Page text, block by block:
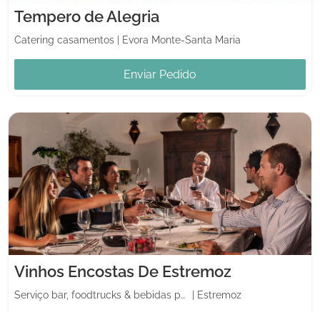
Tempero de Alegria
Catering casamentos Evora Monte-Santa Maria
Enviar Pedido
Vinhos Encostas De Estremoz
Serviço bar, foodtrucks & bebidas para casamento Estremoz